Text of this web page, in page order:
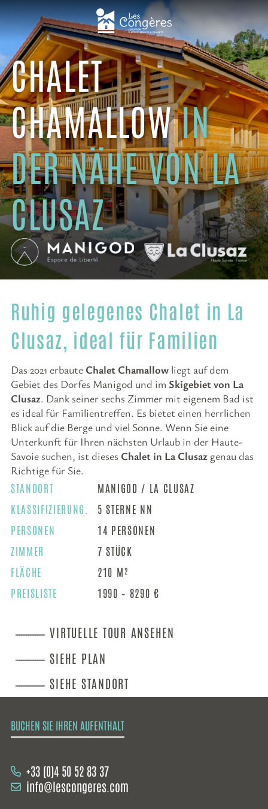
CHALET
CHAMALLOWIN
DER NÄHE VON LA
CLUSAZ
Ruhig gelegenes Chalet in La
Clusaz, ideal für Familien
Das 2021 erbaute Chalet Chamallowliegt auf dem
Gebiet des Dorfes Manigod und im Skigebiet von La
Clusaz. Dank seiner sechs Zimmer mit eigenem Bad ist
es ideal für Familientreffen. Es bietet einen herrlichen
Blick auf die Berge und viel Sonne. Wenn Sie eine
Unterkunft für Ihren nächsten Urlaub in der Haute-
Savoie suchen, ist dieses Chalet in La Clusaz genau das
Richtige für Sie.
STANDORT
MANIGOD / LA CLUSAZ
KLASSIFIZIERUNG.
5 STERNE NN
PERSONEN
14 PERSONEN
​​​ZIMMER
7 STÜCK
FLÄCHE
210 M²
PREISLISTE
1990 – 8290 €
VIRTUELLE TOUR ANSEHEN
SIEHE PLAN
SIEHE STANDORT
BUCHEN SIE IHREN AUFENTHALT
+33 (0)4 50 52 83 37
info@lescongeres.com